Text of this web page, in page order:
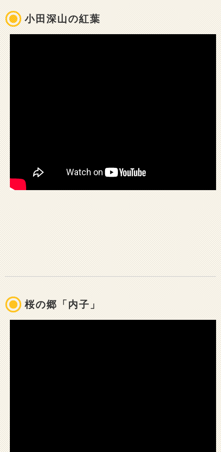
小田深山の紅葉
桜の郷「内子」